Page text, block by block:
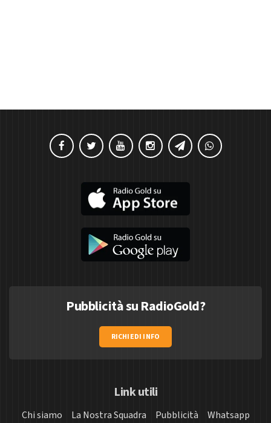
Pubblicità su RadioGold?
RICHIEDI INFO
Link utili
Chi siamo La Nostra Squadra Pubblicità
Whatsapp